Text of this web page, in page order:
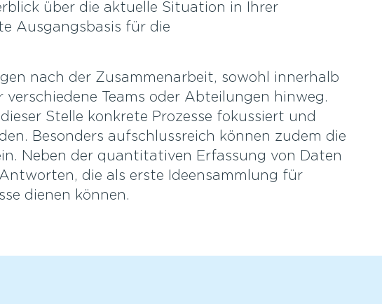
über die aktuelle Situation in Ihrer
Ausgangsbasis für die
nach der Zusammenarbeit, sowohl innerhalb
verschiedene Teams oder Abteilungen hinweg.
Stelle konkrete Prozesse fokussiert und
Besonders aufschlussreich können zudem die
Neben der quantitativen Erfassung von Daten
die als erste Ideensammlung für
dienen können.